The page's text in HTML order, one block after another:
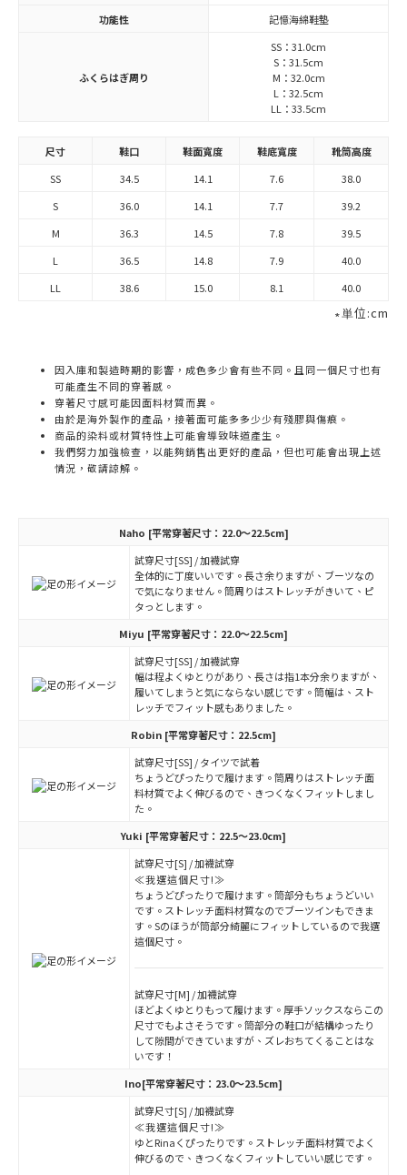
功能性
記憶海綿鞋墊
ふくらはぎ周り
SS：31.0cm
S：31.5cm
M：32.0cm
L：32.5cm
LL：33.5cm
尺寸 鞋口 鞋面寬度 鞋底寬度
靴筒高度
SS
34.5 14.1 7.6
38.0
S
36.0 14.1 7.7
39.2
M
36.3 14.5 7.8
39.5
L
36.5 14.8 7.9
40.0
LL
38.6 15.0 8.1 40.0
∗単位:cm
因入庫和製造時期的影響，成色多少會有些不同。且同一個尺寸也有
可能產生不同的穿著感。
穿著尺寸感可能因面料材質而異。
由於是海外製作的產品，接著面可能多多少少有殘膠與傷痕。
商品的染料或材質特性上可能會導致味道產生。
我們努力加強檢查，以能夠銷售出更好的產品，但也可能會出現上述
情況，敬請諒解。
Naho [平常穿著尺寸：22.0～22.5cm]
試穿尺寸[SS] / 加襪試穿
全体的に丁度いいです。長さ余りますが、ブーツなの
で気になりません。筒周りはストレッチがきいて、ピ
タっとします。
Miyu [平常穿著尺寸：22.0～22.5cm]
試穿尺寸[SS] / 加襪試穿
幅は程よくゆとりがあり、長さは指1本分余りますが、
履いてしまうと気にならない感じです。筒幅は、スト
レッチでフィット感もありました。
Robin [平常穿著尺寸：22.5cm]
試穿尺寸[SS] / タイツで試着
ちょうどぴったりで履けます。筒周りはストレッチ面
料材質でよく伸びるので、きつくなくフィットしまし
た。
Yuki [平常穿著尺寸：22.5～23.0cm]
試穿尺寸[S] / 加襪試穿
≪我選這個尺寸!≫
ちょうどぴったりで履けます。筒部分もちょうどいい
です。ストレッチ面料材質なのでブーツインもできま
す。Sのほうが筒部分綺麗にフィットしているので我選
這個尺寸。
試穿尺寸[M] / 加襪試穿
ほどよくゆとりもって履けます。厚手ソックスならこの
尺寸でもよさそうです。筒部分の鞋口が結構ゆったり
して隙間ができていますが、ズレおちてくることはな
いです！
Ino[平常穿著尺寸：23.0～23.5cm]
試穿尺寸[S] / 加襪試穿
≪我選這個尺寸!≫
ゆとRinaくぴったりです。ストレッチ面料材質でよく
伸びるので、きつくなくフィットしていい感じです。